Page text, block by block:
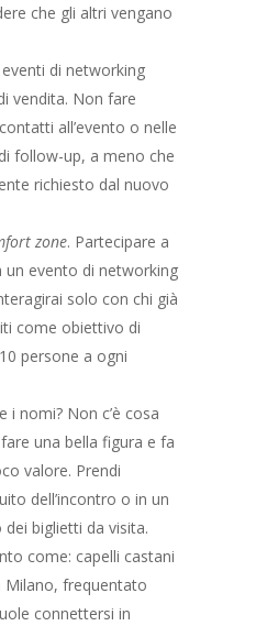
che gli altri vengano
di networking
vendita. Non fare
all’evento o nelle
follow-up, a meno che
richiesto dal nuovo
zone. Partecipare a
un evento di networking
solo con chi già
come obiettivo di
persone a ogni
i nomi? Non c’è cosa
una bella figura e fa
valore. Prendi
dell’incontro o in un
biglietti da visita.
come: capelli castani
Milano, frequentato
connettersi in